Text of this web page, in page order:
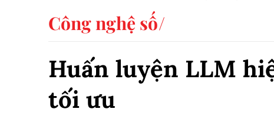
Công nghệ số
Huấn luyện LLM
tối ưu